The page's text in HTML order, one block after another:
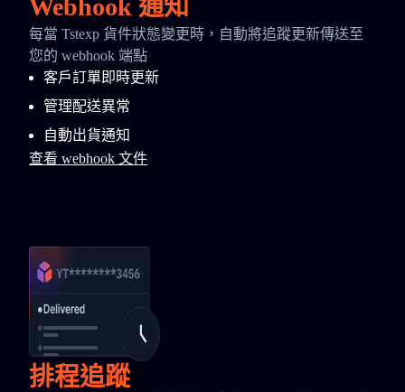
Webhook 通知
每當 Tstexp 貨件狀態變更時，自動將追蹤更新傳送至
您的 webhook 端點
客戶訂單即時更新
管理配送異常
自動出貨通知
查看 webhook 文件
排程追蹤